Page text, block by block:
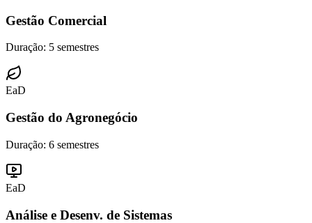
Gestão Comercial
Duração: 5 semestres
EaD
Gestão do Agronegócio
Duração: 6 semestres
EaD
Análise e Desenv. de Sistemas